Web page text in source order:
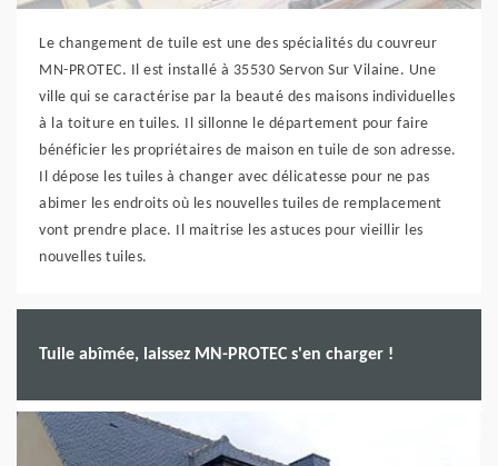
Le changement de tuile est une des spécialités du couvreur
MN-PROTEC. Il est installé à 35530 Servon Sur Vilaine. Une
ville qui se caractérise par la beauté des maisons individuelles
à la toiture en tuiles. Il sillonne le département pour faire
bénéficier les propriétaires de maison en tuile de son adresse.
Il dépose les tuiles à changer avec délicatesse pour ne pas
abimer les endroits où les nouvelles tuiles de remplacement
vont prendre place. Il maitrise les astuces pour vieillir les
nouvelles tuiles.
Tuile abîmée, laissez MN-PROTEC s'en charger !